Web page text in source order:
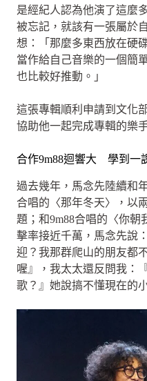
是經紀人認為他演了這麼
被忘記，就該有一張屬於
想：「那麼多東西放在硬
當作給自己音樂的一個簡
也比較好推動。」
這張專輯順利申請到文化
協助他一起完成專輯的樂
合作9m88迴響大 學到一
過去幾年，馬念先陸續和
合唱的〈那年冬天〉，以
題；和9m88合唱的〈你朝
擊率接近千萬，馬念先說
迎？我那群爬山的朋友都
喔』，我太太還反問我：
歌？』她說搞不懂現在的